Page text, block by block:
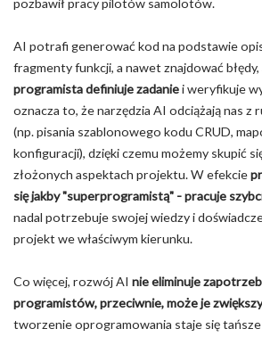
AI potrafi generować kod na podstawie
fragmenty funkcji, a nawet znajdować błędy,
programista definiuje zadaniei weryfikuje
oznacza to, że narzędzia AI odciążają nas z
(np. pisania szablonowego kodu CRUD,
konfiguracji), dzięki czemu możemy skupić
złożonych aspektach projektu. W efekcie
się jakby "superprogramistą" - pracuje
nadal potrzebuje swojej wiedzy i
projekt we właściwym kierunku.
Co więcej, rozwój AI nie eliminuje
programistów, przeciwnie, może je
tworzenie oprogramowania staje się tańsze